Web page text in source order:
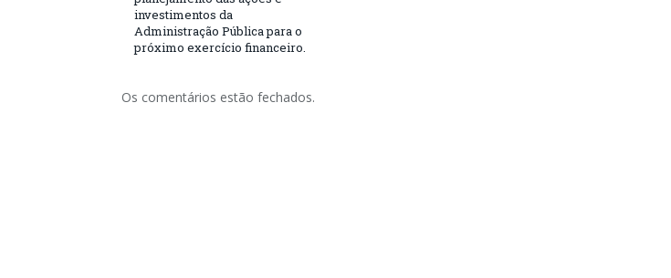
investimentos da
Administração Pública para o
próximo exercício financeiro.
Os comentários estão fechados.